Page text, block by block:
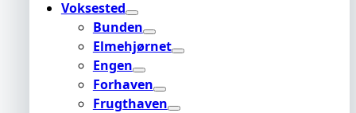
Voksested
Bunden
Elmehjørnet
Engen
Forhaven
Frugthaven